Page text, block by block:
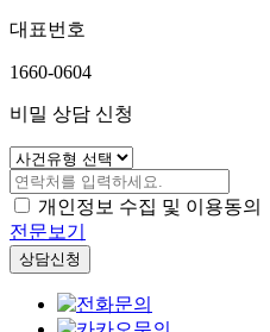
대표번호
1660-0604
비밀 상담 신청
개인정보 수집 및 이용동의
전문보기
상담신청